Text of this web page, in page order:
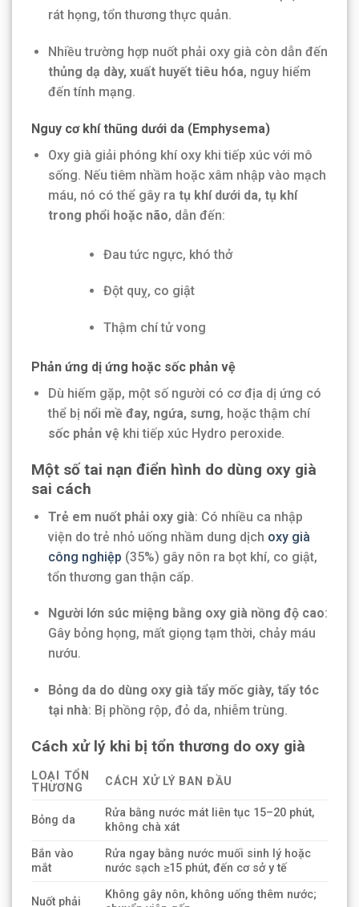
rát họng, tổn thương thực quản.
Nhiều trường hợp nuốt phải oxy già còn dẫn đến
thủng dạ dày, xuất huyết tiêu hóa, nguy hiểm
đến tính mạng.
Nguy cơ khí thũng dưới da (Emphysema)
Oxy già giải phóng khí oxy khi tiếp xúc với mô
sống. Nếu tiêm nhầm hoặc xâm nhập vào mạch
máu, nó có thể gây ra tụ khí dưới da, tụ khí
trong phổi hoặc não, dẫn đến:
Đau tức ngực, khó thở
Đột quỵ, co giật
Thậm chí tử vong
Phản ứng dị ứng hoặc sốc phản vệ
Dù hiếm gặp, một số người có cơ địa dị ứng có
thể bị nổi mề đay, ngứa, sưng, hoặc thậm chí
sốc phản vệkhi tiếp xúc Hydro peroxide.
Một số tai nạn điển hình do dùng oxy già
sai cách
Trẻ em nuốt phải oxy già: Có nhiều ca nhập
viện do trẻ nhỏ uống nhầm dung dịch oxy già
công nghiệp (35%) gây nôn ra bọt khí, co giật,
tổn thương gan thận cấp.
Người lớn súc miệng bằng oxy già nồng độ cao:
Gây bỏng họng, mất giọng tạm thời, chảy máu
nướu.
Bỏng da do dùng oxy già tẩy mốc giày, tẩy tóc
tại nhà: Bị phồng rộp, đỏ da, nhiễm trùng.
Cách xử lý khi bị tổn thương do oxy già
LOẠI TỔN
THƯƠNG
CÁCH XỬ LÝ BAN ĐẦU
Bỏng da
Rửa bằng nước mát liên tục 15–20 phút,
không chà xát
Bắn vào
mắt
Rửa ngay bằng nước muối sinh lý hoặc
nước sạch ≥15 phút, đến cơ sở y tế
Nuốt phải
Không gây nôn, không uống thêm nước;